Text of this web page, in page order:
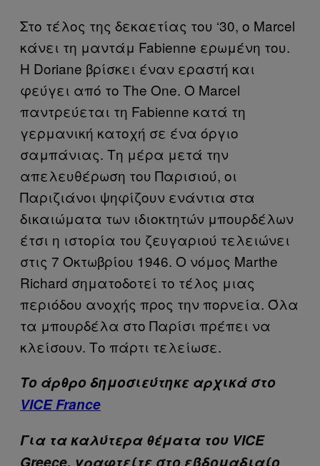
Στο τέλος της δεκαετίας του ‘30, ο Marcel
κάνει τη μαντάμ Fabienne ερωμένη του.
Η Doriane βρίσκει έναν εραστή και
φεύγει από το The One. Ο Marcel
παντρεύεται τη Fabienne κατά τη
γερμανική κατοχή σε ένα όργιο
σαμπάνιας. Τη μέρα μετά την
απελευθέρωση του Παρισιού, οι
Παριζιάνοι ψηφίζουν ενάντια στα
δικαιώματα των ιδιοκτητών μπουρδέλων
έτσι η ιστορία του ζευγαριού τελειώνει
στις 7 Οκτωβρίου 1946. Ο νόμος Marthe
Richard σηματοδοτεί το τέλος μιας
περιόδου ανοχής προς την πορνεία. Όλα
τα μπουρδέλα στο Παρίσι πρέπει να
κλείσουν. Το πάρτι τελείωσε.
Το άρθρο δημοσιεύτηκε αρχικά στο
VICE France
Για τα καλύτερα θέματα του VICE